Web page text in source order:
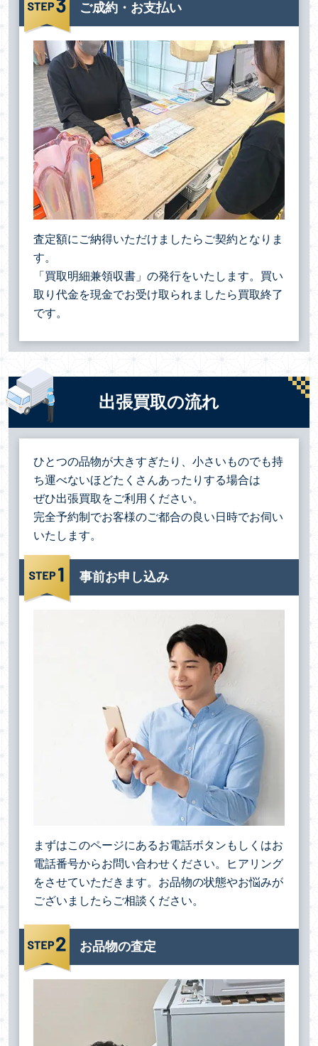
ご成約・お支払い
査定額にご納得いただけましたらご契約となりま
す。
「買取明細兼領収書」の発行をいたします。買い
取り代金を現金でお受け取られましたら買取終了
です。
出張買取の流れ
ひとつの品物が大きすぎたり、小さいものでも持
ち運べないほどたくさんあったりする場合は
ぜひ出張買取をご利用ください。
完全予約制でお客様のご都合の良い日時でお伺い
いたします。
事前お申し込み
まずはこのページにあるお電話ボタンもしくはお
電話番号からお問い合わせください。ヒアリング
をさせていただきます。お品物の状態やお悩みが
ございましたらご相談ください。
お品物の査定